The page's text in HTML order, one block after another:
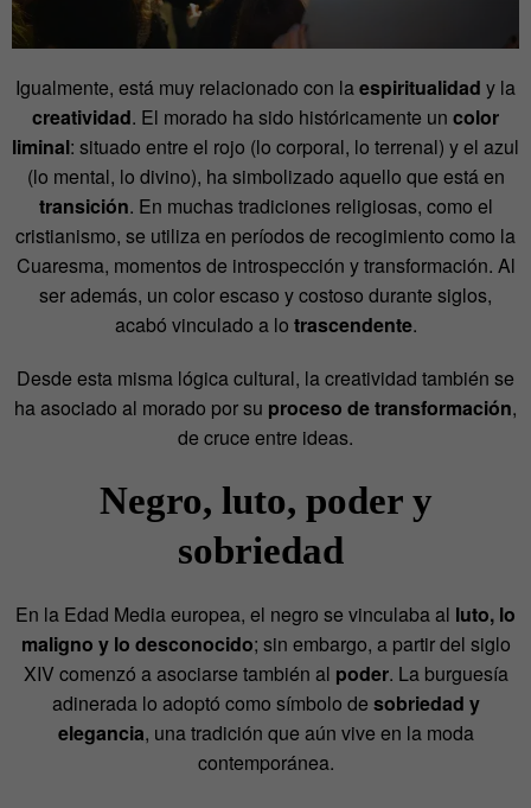
Igualmente, está muy relacionado con laespiritualidad y la
creatividad. El morado ha sido históricamente un color
liminal: situado entre el rojo (lo corporal, lo terrenal) y el azul
(lo mental, lo divino), ha simbolizado aquello que está en
transición. En muchas tradiciones religiosas, como el
cristianismo, se utiliza en períodos de recogimiento como la
Cuaresma, momentos de introspección y transformación. Al
ser además, un color escaso y costoso durante siglos,
acabó vinculado a lo trascendente.
Desde esta misma lógica cultural, la creatividad también se
ha asociado al morado por su proceso de transformación,
de cruce entre ideas.
Negro, luto, poder y
sobriedad
En la Edad Media europea, el negro se vinculaba al luto, lo
maligno y lo desconocido; sin embargo, a partir del siglo
XIV comenzó a asociarse también al poder. La burguesía
adinerada lo adoptó como símbolo de sobriedad y
elegancia, una tradición que aún vive en la moda
contemporánea.